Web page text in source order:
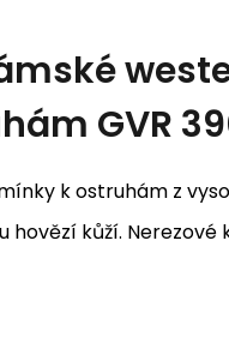
GVR
k ostruhám z
kůží. Nerezové